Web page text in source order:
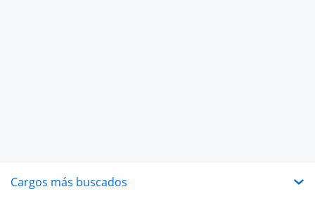
Cargos más buscados